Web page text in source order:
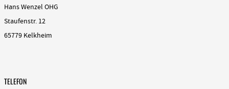
Hans Wenzel OHG
Staufenstr. 12
65779 Kelkheim
TELEFON